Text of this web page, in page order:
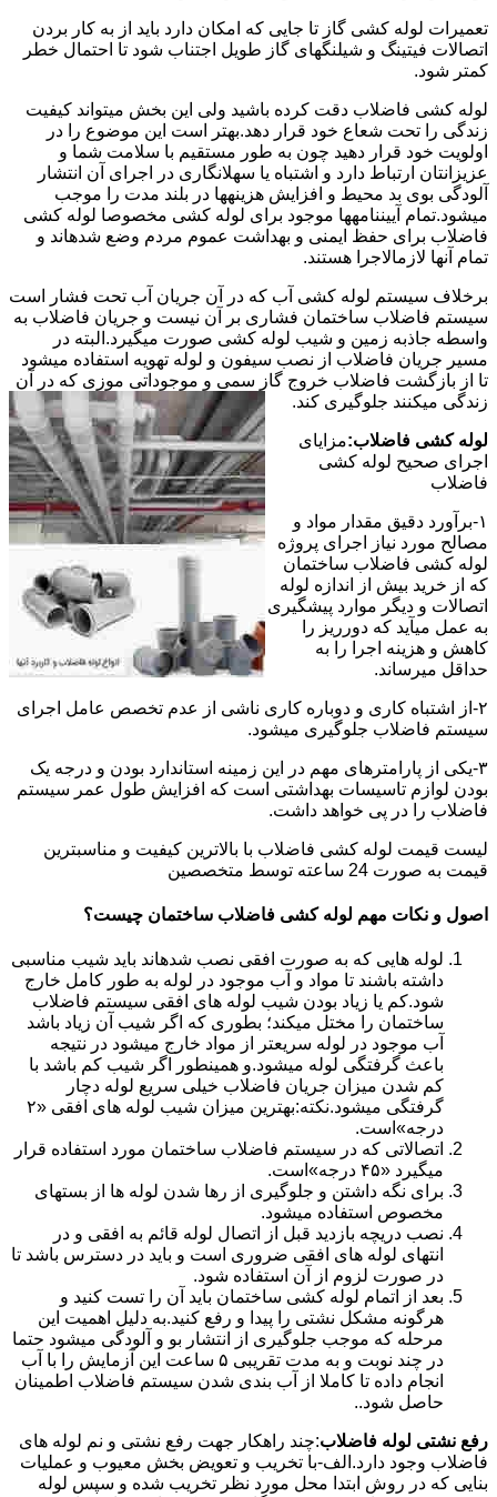
تعمیرات لوله کشی گاز تا جایی که امکان دارد باید از به کار بردن
اتصالات فیتینگ و شیلنگهای گاز طویل اجتناب شود تا احتمال خطر
کمتر شود.
لوله کشی فاضلاب دقت کرده باشید ولی این بخش میتواند کیفیت
زندگی را تحت شعاع خود قرار دهد.بهتر است این موضوع را در
اولویت خود قرار دهید چون به طور مستقیم با سلامت شما و
عزیزانتان ارتباط دارد و اشتباه یا سهلانگاری در اجرای آن انتشار
آلودگی بوی بد محیط و افزایش هزینهها در بلند مدت را موجب
میشود.تمام آییننامهها موجود برای لوله کشی مخصوصا لوله کشی
فاضلاب برای حفظ ایمنی و بهداشت عموم مردم وضع شدهاند و
تمام آنها لازمالاجرا هستند.
برخلاف سیستم لوله کشی آب که در آن جریان آب تحت فشار است
سیستم فاضلاب ساختمان فشاری بر آن نیست و جریان فاضلاب به
واسطه جاذبه زمین و شیب لوله کشی صورت میگیرد.البته در
مسیر جریان فاضلاب از نصب سیفون و لوله تهویه استفاده میشود
تا از بازگشت فاضلاب خروج گاز سمی و موجوداتی موزی که در آن
زندگی میکنند جلوگیری کند.
لوله کشی فاضلاب:مزایای
اجرای صحیح لوله کشی
فاضلاب
۱-برآورد دقیق مقدار مواد و
مصالح مورد نیاز اجرای پروژه
لوله کشی فاضلاب ساختمان
که از خرید بیش از اندازه لوله
اتصالات و دیگر موارد پیشگیری
به عمل میآید که دورریز را
کاهش و هزینه اجرا را به
حداقل میرساند.
۲-از اشتباه کاری و دوباره کاری ناشی از عدم تخصص عامل اجرای
سیستم فاضلاب جلوگیری میشود.
۳-یکی از پارامترهای مهم در این زمینه استاندارد بودن و درجه یک
بودن لوازم تاسیسات بهداشتی است که افزایش طول عمر سیستم
فاضلاب را در پی خواهد داشت.
لیست قیمت لوله کشی فاضلاب با بالاترین کیفیت و مناسبترین
قیمت به صورت 24 ساعته توسط متخصصین
اصول و نکات مهم لوله کشی فاضلاب ساختمان چیست؟
لوله هایی که به صورت افقی نصب شدهاند باید شیب مناسبی
داشته باشند تا مواد و آب موجود در لوله به طور کامل خارج
شود.کم یا زیاد بودن شیب لوله های افقی سیستم فاضلاب
ساختمان را مختل میکند؛ بطوری که اگر شیب آن زیاد باشد
آب موجود در لوله سریعتر از مواد خارج میشود در نتیجه
باعث گرفتگی لوله میشود.و همینطور اگر شیب کم باشد با
کم شدن میزان جریان فاضلاب خیلی سریع لوله دچار
گرفتگی میشود.نکته:بهترین میزان شیب لوله های افقی «۲
درجه»است.
اتصالاتی که در سیستم فاضلاب ساختمان مورد استفاده قرار
میگیرد «۴۵ درجه»است.
برای نگه داشتن و جلوگیری از رها شدن لوله ها از بستهای
مخصوص استفاده میشود.
نصب دریچه بازدید قبل از اتصال لوله قائم به افقی و در
انتهای لوله های افقی ضروری است و باید در دسترس باشد تا
در صورت لزوم از آن استفاده شود.
بعد از اتمام لوله کشی ساختمان باید آن را تست کنید و
هرگونه مشکل نشتی را پیدا و رفع کنید.به دلیل اهمیت این
مرحله که موجب جلوگیری از انتشار بو و آلودگی میشود حتما
در چند نوبت و به مدت تقریبی ۵ ساعت این آزمایش را با آب
انجام داده تا کاملا از آب بندی شدن سیستم فاضلاب اطمینان
حاصل شود..
رفع نشتی لوله فاضلاب:چند راهکار جهت رفع نشتی و نم لوله های
فاضلاب وجود دارد.الف-با تخریب و تعویض بخش معیوب و عملیات
بنایی که در روش ابتدا محل مورد نظر تخریب شده و سپس لوله